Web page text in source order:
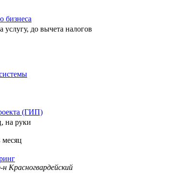
бизнеса
услугу, до вычета налогов
(ГИП)
на руки
Красногвардейский